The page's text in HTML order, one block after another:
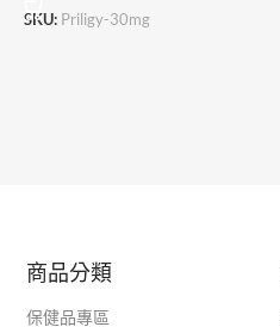
SKU: Priligy-30mg
商品分類
保健品專區